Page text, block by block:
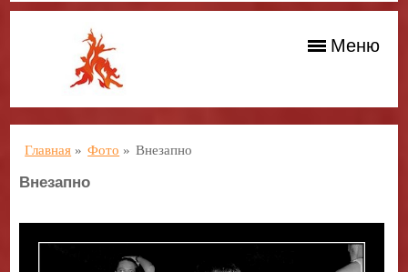
Меню
Главная » Фото » Внезапно
Внезапно